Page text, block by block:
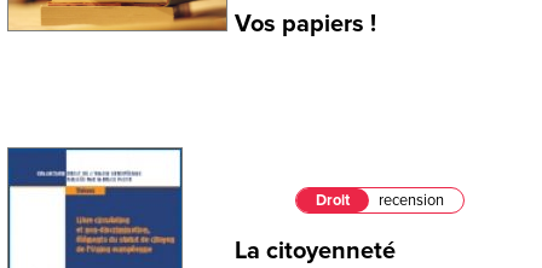
Vos papiers !
Droit recension
La citoyenneté